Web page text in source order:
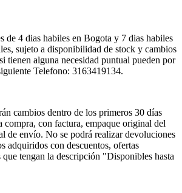
de 4 dias habiles en Bogota y 7 dias habiles
sujeto a disponibilidad de stock y cambios
tienen alguna necesidad puntual pueden por
Telefono: 3163419134.
cambios dentro de los primeros 30 días
compra, con factura, empaque original del
de envío. No se podrá realizar devoluciones
adquiridos con descuentos, ofertas
que tengan la descripción "Disponibles hasta